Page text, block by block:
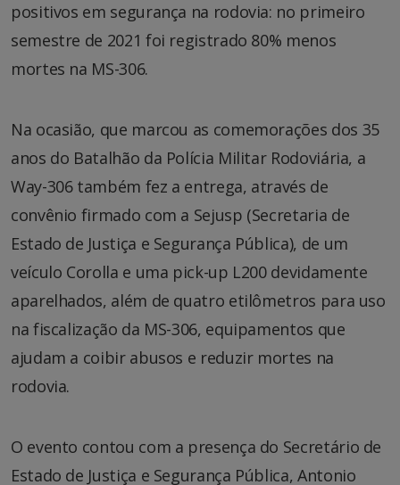
positivos em segurança na rodovia: no primeiro
semestre de 2021 foi registrado 80% menos
mortes na MS-306.
Na ocasião, que marcou as comemorações dos 35
anos do Batalhão da Polícia Militar Rodoviária, a
Way-306 também fez a entrega, através de
convênio firmado com a Sejusp (Secretaria de
Estado de Justiça e Segurança Pública), de um
veículo Corolla e uma pick-up L200 devidamente
aparelhados, além de quatro etilômetros para uso
na fiscalização da MS-306, equipamentos que
ajudam a coibir abusos e reduzir mortes na
rodovia.
O evento contou com a presença do Secretário de
Estado de Justiça e Segurança Pública, Antonio